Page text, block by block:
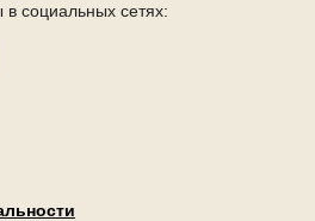
в социальных сетях: